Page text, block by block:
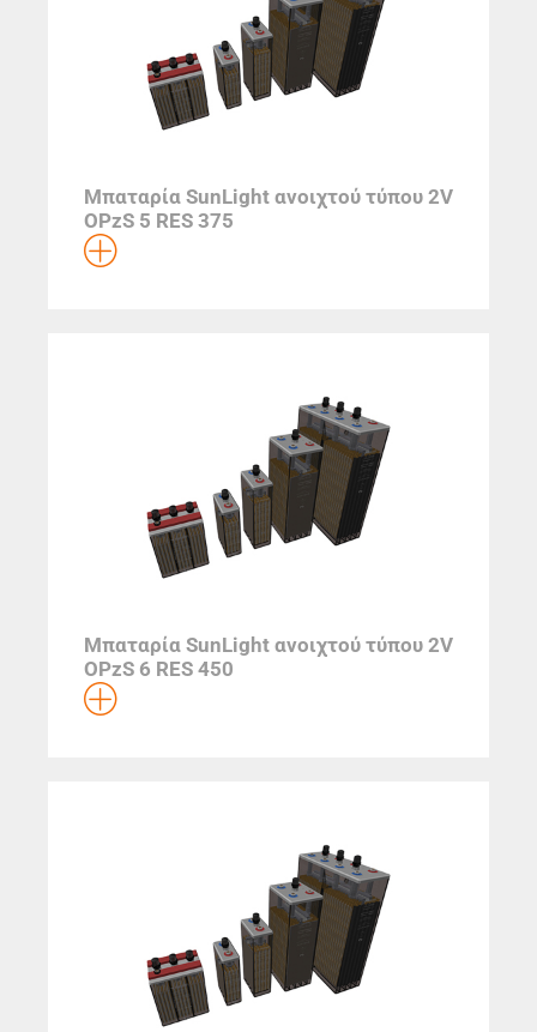
Μπαταρία SunLight ανοιχτού τύπου 2V
OPzS 5 RES 375
Μπαταρία SunLight ανοιχτού τύπου 2V
OPzS 6 RES 450